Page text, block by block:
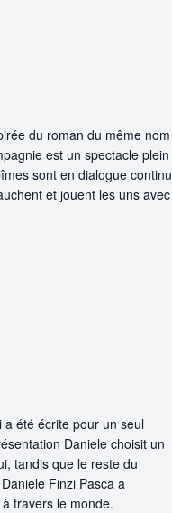
du roman du même nom
est un spectacle plein
sont en dialogue continu
et jouent les uns avec
été écrite pour un seul
Daniele choisit un
tandis que le reste du
Finzi Pasca a
travers le monde.